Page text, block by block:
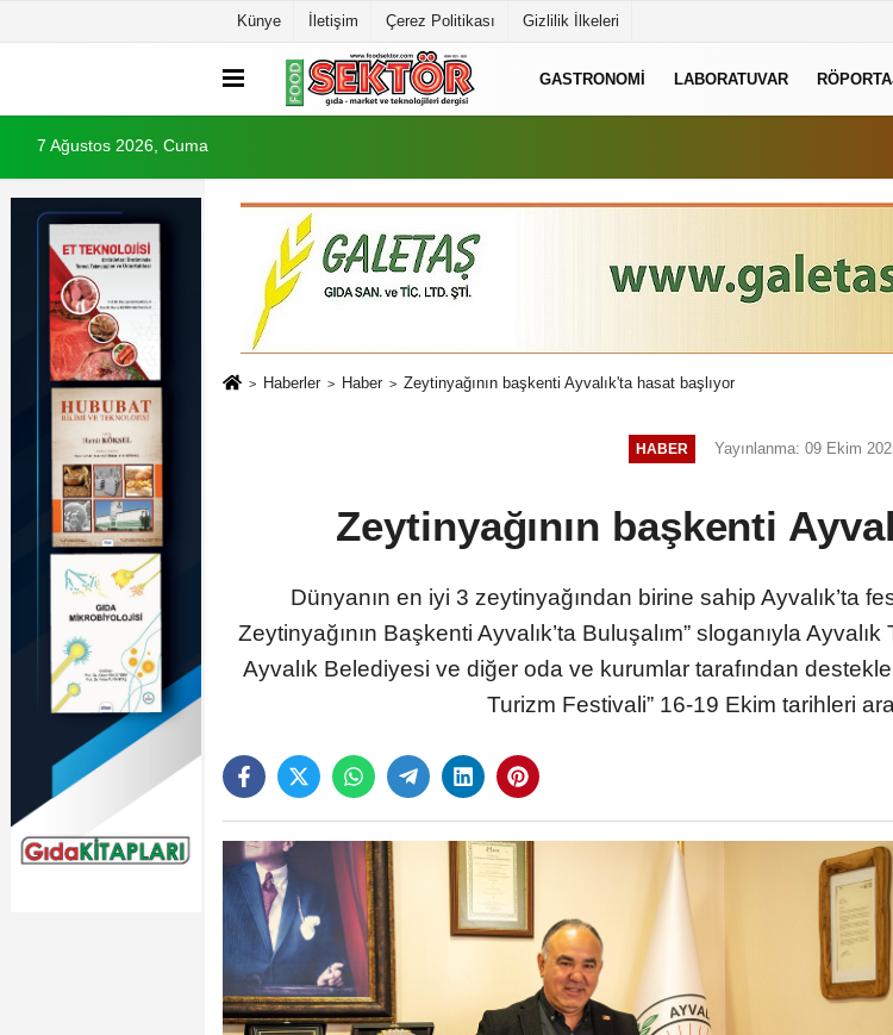
Künye İletişim Çerez Politikası Gizlilik İlkeleri
GASTRONOMI LABORATUVAR
7 Ağustos 2026, Cuma
Haberler Haber Zeytinyağının başkenti Ayvalık'ta hasat başlıyor
HABER Yayınlanma: 09 Ekim
Zeytinyağının başkenti
Dünyanın en iyi 3 zeytinyağından birine sahip Ayvalık’ta
Zeytinyağının Başkenti Ayvalık’ta Buluşalım” sloganıyla
Ayvalık Belediyesi ve diğer oda ve kurumlar tarafından
Turizm Festivali” 16-19 Ekim tarihleri